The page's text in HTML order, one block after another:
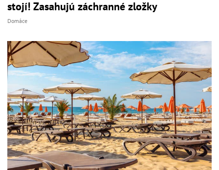
stojí! Zasahujú záchranné zložky
Domáce